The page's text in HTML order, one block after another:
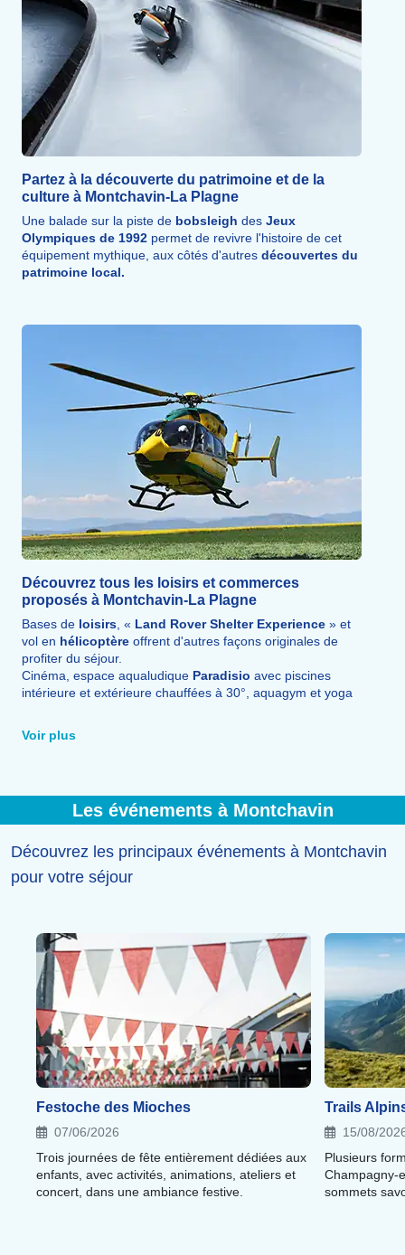
L'Isère, rivière d'eau vive, se prête à l'hydrospeed, au
rafting, au kayak ou au canyoning, à travers passages
boisés, traversée d'Aime et gorges de la Pucelle. Cani-
rando, trail, escalade et nouvelles glisses complètent cette
large palette d'
activités sportives.
Partez à la découverte du patrimoine et de la
culture à Montchavin-La Plagne
Une balade sur la piste de bobsleigh des Jeux
Olympiques de 1992 permet de revivre l'histoire de cet
équipement mythique, aux côtés d'autres découvertes du
patrimoine local.
Découvrez tous les loisirs et commerces
proposés à Montchavin-La Plagne
Bases de loisirs, « Land Rover Shelter Experience » et
vol en hélicoptère offrent d'autres façons originales de
profiter du séjour.
Cinéma, espace aqualudique Paradisio avec piscines
intérieure et extérieure chauffées à 30°, aquagym et yoga
Bowling, escape game, crossfit, salle de fitness, laser
game, salle omnisports et tyrolienne de 600 m complètent
lesspécialités locales(tartiflette, raclette, fondue
savoyarde...), aux côtés de tous les commerceset
Voir plus
Les événements à Montchavin
Découvrez les principaux événements à Montchavin
pour votre séjour
Festoche des Mioches
07/06/2026
Trois journées de fête entièrement dédiées aux
enfants, avec activités, animations, ateliers et
concert, dans une ambiance festive.
Trails
15/08/
Plusieurs
Champagny-
sommets